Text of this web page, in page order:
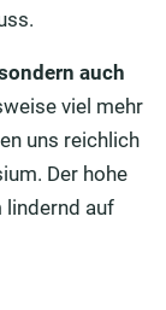
gesund ist
Einkauf
auch
viel mehr
uns reichlich
Der hohe
lindernd auf